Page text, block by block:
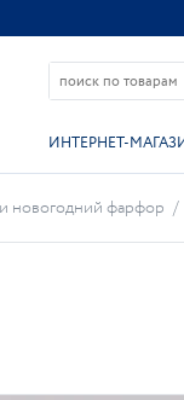
ИНТЕРНЕТ-
новогодний фарфор /